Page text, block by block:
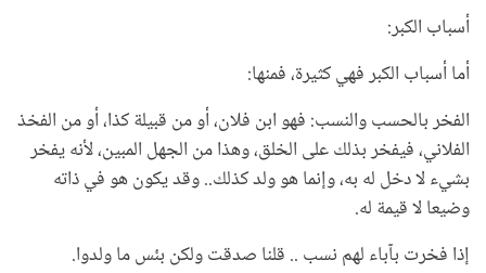
أسباب الكبر:
أما أسباب الكبر فهي كثيرة، فمنها:
الفخر بالحسب والنسب: فهو ابن فلان، أو من قبيلة كذا، أو من الفخذ
الفلاني، فيفخر بذلك على الخلق، وهذا من الجهل المبين، لأنه يفخر
بشيء لا دخل له به، وإنما هو ولد كذلك.. وقد يكون هو في ذاته
وضيعا لا قيمة له.
إذا فخرت بآباء لهم نسب .. قلنا صدقت ولكن بئس ما ولدوا.